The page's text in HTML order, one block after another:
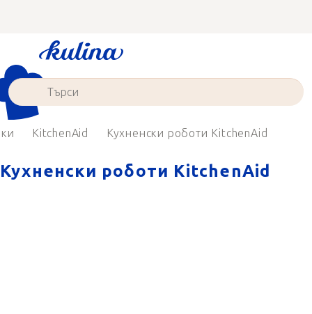
съдържанието
KitchenAid Кухненски роботи KitchenAid
Кухненски роботи KitchenAid